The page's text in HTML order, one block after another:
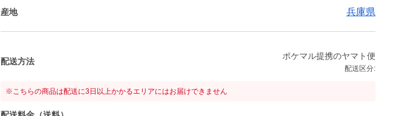
産地 兵庫県
配送方法
ポケマル提携のヤマト便
配送区分:
※こちらの商品は配送に3日以上かかるエリアにはお届けできません